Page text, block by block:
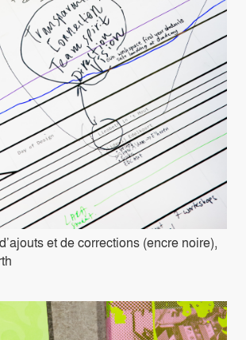
et de corrections (encre noire),